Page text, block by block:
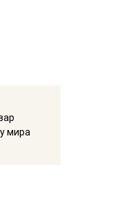
ткань).
мира